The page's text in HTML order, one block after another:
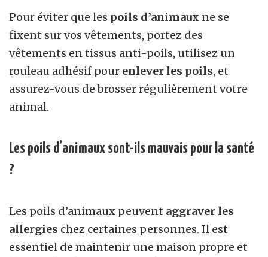
Pour éviter que les poils d’animaux ne se
fixent sur vos vêtements, portez des
vêtements en tissus anti-poils, utilisez un
rouleau adhésif pour enlever les poils, et
assurez-vous de brosser régulièrement votre
animal.
Les poils d’animaux sont-ils mauvais pour la santé
?
Les poils d’animaux peuvent aggraver les
allergies chez certaines personnes. Il est
essentiel de maintenir une maison propre et